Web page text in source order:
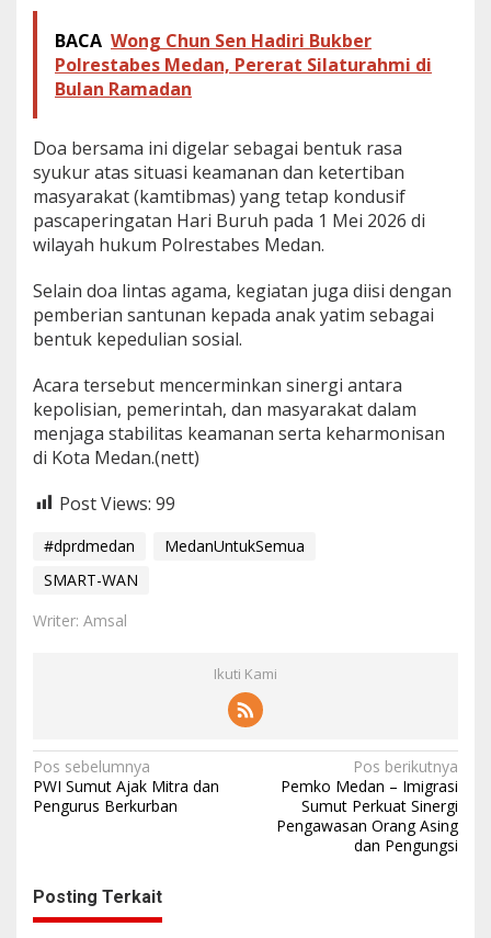
BACA Wong Chun Sen Hadiri Bukber
Polrestabes Medan, Pererat Silaturahmi di
Bulan Ramadan
Doa bersama ini digelar sebagai bentuk rasa
syukur atas situasi keamanan dan ketertiban
masyarakat (kamtibmas) yang tetap kondusif
pascaperingatan Hari Buruh pada 1 Mei 2026 di
wilayah hukum Polrestabes Medan.
Selain doa lintas agama, kegiatan juga diisi dengan
pemberian santunan kepada anak yatim sebagai
bentuk kepedulian sosial.
Acara tersebut mencerminkan sinergi antara
kepolisian, pemerintah, dan masyarakat dalam
menjaga stabilitas keamanan serta keharmonisan
di Kota Medan.(nett)
Post Views: 99
#dprdmedan
MedanUntukSemua
SMART-WAN
Writer: Amsal
Ikuti Kami
N
a
g
a
Pos sebelumnya
PWI Sumut Ajak Mitra dan
Pengurus Berkurban
Pos berikutnya
Pemko Medan – Imigrasi
Sumut Perkuat Sinergi
Pengawasan Orang Asing
dan Pengungsi
Posting Terkait